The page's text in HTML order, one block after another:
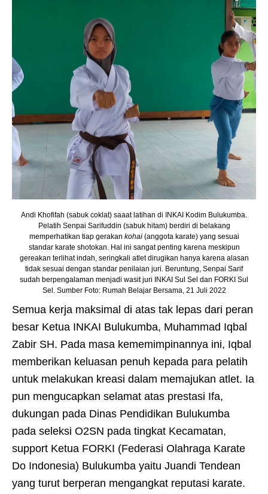
Andi Khofifah (sabuk coklat) saaat latihan di INKAI Kodim Bulukumba.
Pelatih Senpai Sarifuddin (sabuk hitam) berdiri di belakang
memperhatikan tiap gerakan kohai(anggota karate) yang sesuai
standar karate shotokan. Hal ini sangat penting karena meskipun
gereakan terlihat indah, seringkali atlet dirugikan hanya karena alasan
tidak sesuai dengan standar penilaian juri. Beruntung, Senpai Sarif
sudah berpengalaman menjadi wasit juri INKAI Sul Sel dan FORKI Sul
Sel. Sumber Foto: Rumah Belajar Bersama, 21 Juli 2022
Semua kerja maksimal di atas tak lepas dari peran
besar Ketua INKAI Bulukumba, Muhammad Iqbal
Zabir SH. Pada masa kememimpinannya ini, Iqbal
memberikan keluasan penuh kepada para pelatih
untuk melakukan kreasi dalam memajukan atlet. Ia
pun mengucapkan selamat atas prestasi Ifa,
dukungan pada Dinas Pendidikan Bulukumba
pada seleksi O2SN pada tingkat Kecamatan,
support Ketua FORKI (Federasi Olahraga Karate
Do Indonesia) Bulukumba yaitu Juandi Tendean
yang turut berperan mengangkat reputasi karate.